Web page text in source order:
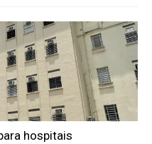
hospitais